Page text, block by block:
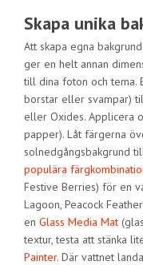
Skapa unika
Att skapa egna
ger en helt annan
till dina foton och tema.
borstar eller svampar)
eller Oxides. Applicera
papper). Låt färgerna
solnedgångsbakgrund
populära
Festive Berries) för en
Lagoon, Peacock
en Glass Media Mat
textur, testa att stänka
Painter. Där vattnet